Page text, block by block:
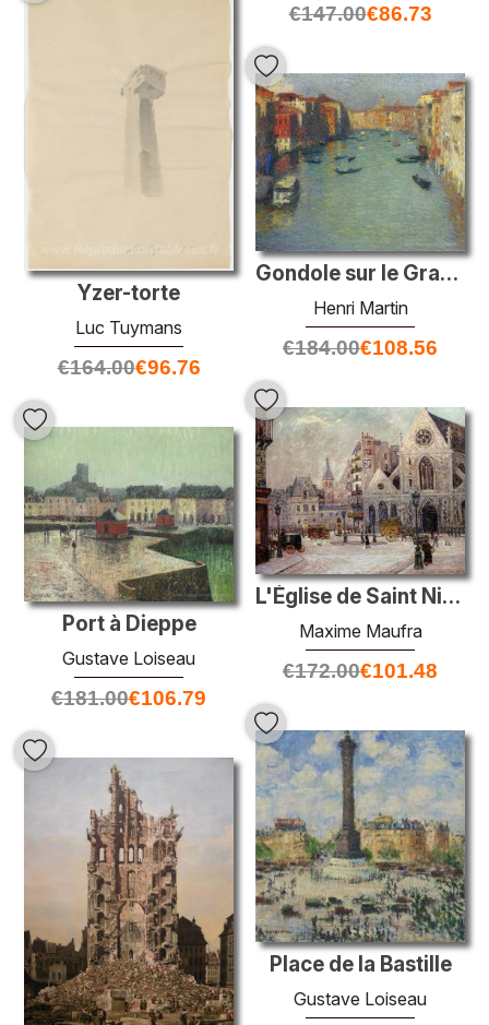
€147.00€86.73
Yzer-torte
Luc Tuymans
€164.00€96.76
Gondole sur le Grand Canal à Venise
Henri Martin
€184.00€108.56
L'Église de Saint Nicolas des champs, rue Saint Martin
Maxime Maufra
€172.00€101.48
Port à Dieppe
Gustave Loiseau
€181.00€106.79
Place de la Bastille
Gustave Loiseau